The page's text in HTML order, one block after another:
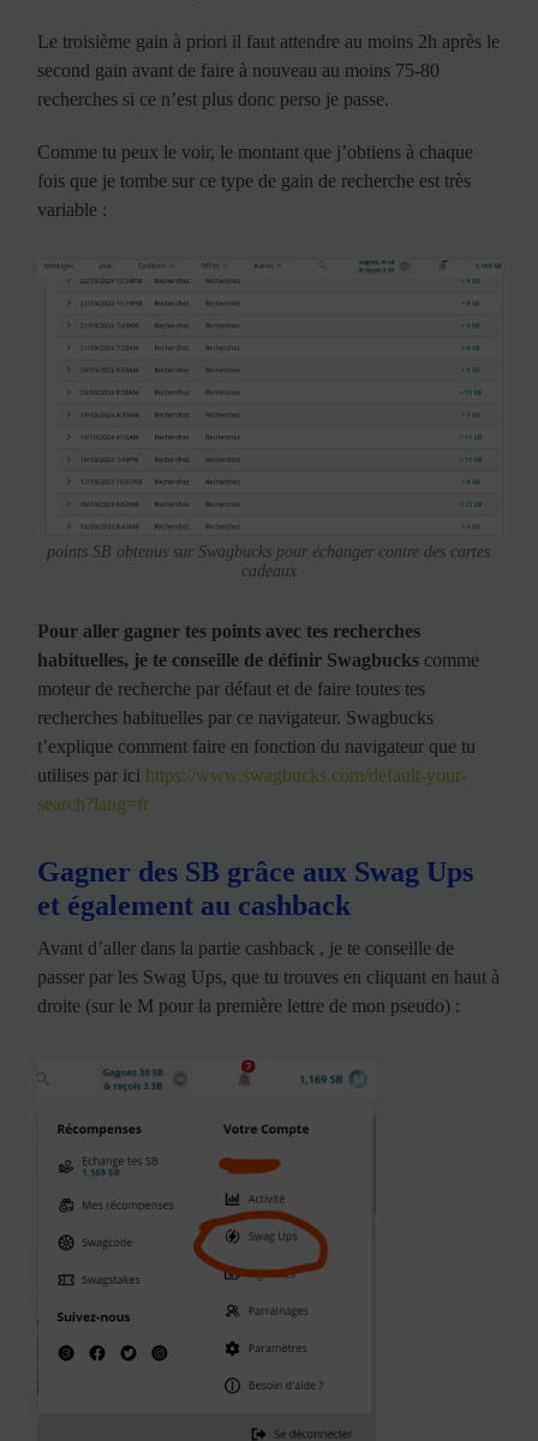
Le troisième gain à priori il faut attendre au moins 2h après le
second gain avant de faire à nouveau au moins 75-80
recherches si ce n’est plus donc perso je passe.
Comme tu peux le voir, le montant que j’obtiens à chaque
fois que je tombe sur ce type de gain de recherche est très
variable :
points SB obtenus sur Swagbucks pour échanger contre des cartes
cadeaux
Pour aller gagner tes points avec tes recherches
habituelles, je te conseille de définir Swagbucks comme
moteur de recherche par défaut et de faire toutes tes
recherches habituelles par ce navigateur. Swagbucks
t’explique comment faire en fonction du navigateur que tu
utilises par ici https://www.swagbucks.com/default-your-
search?lang=fr
Gagner des SB grâce aux Swag Ups
et également au cashback
Avant d’aller dans la partie cashback , je te conseille de
passer par les Swag Ups, que tu trouves en cliquant en haut à
droite (sur le M pour la première lettre de mon pseudo) :